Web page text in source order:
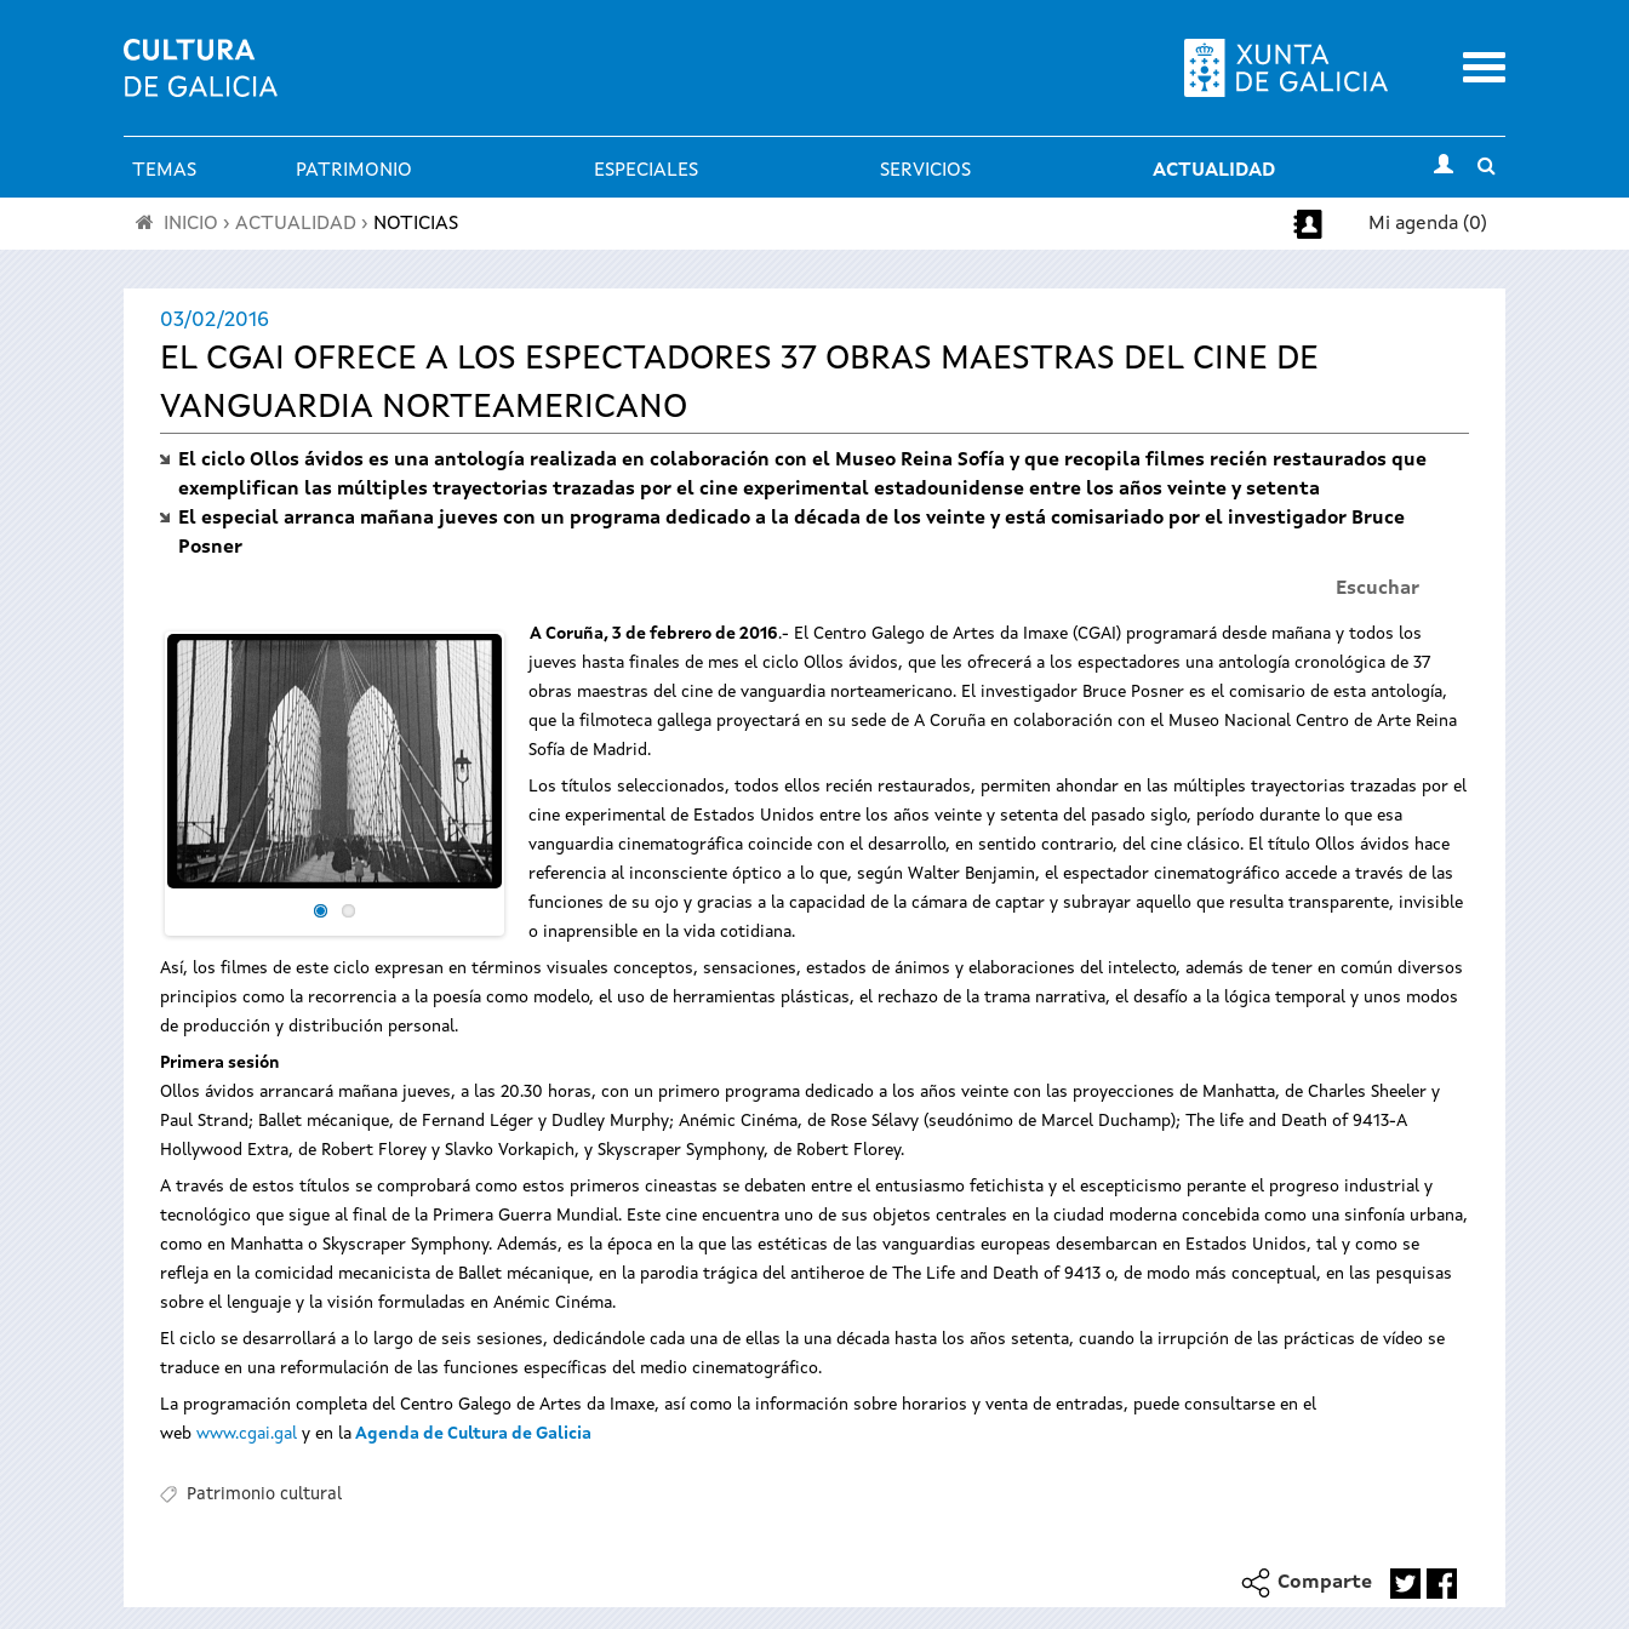
Menu
Menú
principal
TEMAS PATRIMONIO ESPECIALES SERVICIOS ACTUALIDAD
search
encuentra
aquí
INICIO › ACTUALIDAD › NOTICIAS Mi agenda (0)
03/02/2016
EL CGAI OFRECE A LOS ESPECTADORES 37 OBRAS MAESTRAS DEL CINE DE
VANGUARDIA NORTEAMERICANO
El ciclo Ollos ávidos es una antología realizada en colaboración con el Museo Reina Sofía y que recopila filmes recién restaurados que
exemplifican las múltiples trayectorias trazadas por el cine experimental estadounidense entre los años veinte y setenta
El especial arranca mañana jueves con un programa dedicado a la década de los veinte y está comisariado por el investigador Bruce
Posner
Escuchar
A Coruña, 3 de febrero de 2016.- El Centro Galego de Artes da Imaxe (CGAI) programará desde mañana y todos los
jueves hasta finales de mes el ciclo Ollos ávidos, que les ofrecerá a los espectadores una antología cronológica de 37
obras maestras del cine de vanguardia norteamericano. El investigador Bruce Posner es el comisario de esta antología,
que la filmoteca gallega proyectará en su sede de A Coruña en colaboración con el Museo Nacional Centro de Arte Reina
Sofía de Madrid.
Los títulos seleccionados, todos ellos recién restaurados, permiten ahondar en las múltiples trayectorias trazadas por el
cine experimental de Estados Unidos entre los años veinte y setenta del pasado siglo, período durante lo que esa
vanguardia cinematográfica coincide con el desarrollo, en sentido contrario, del cine clásico. El título Ollos ávidos hace
referencia al inconsciente óptico a lo que, según Walter Benjamin, el espectador cinematográfico accede a través de las
funciones de su ojo y gracias a la capacidad de la cámara de captar y subrayar aquello que resulta transparente, invisible
o inaprensible en la vida cotidiana.
Así, los filmes de este ciclo expresan en términos visuales conceptos, sensaciones, estados de ánimos y elaboraciones del intelecto, además de tener en común diversos
principios como la recorrencia a la poesía como modelo, el uso de herramientas plásticas, el rechazo de la trama narrativa, el desafío a la lógica temporal y unos modos
de producción y distribución personal.
Primera sesión
Ollos ávidos arrancará mañana jueves, a las 20.30 horas, con un primero programa dedicado a los años veinte con las proyecciones de Manhatta, de Charles Sheeler y
Paul Strand; Ballet mécanique, de Fernand Léger y Dudley Murphy; Anémic Cinéma, de Rose Sélavy (seudónimo de Marcel Duchamp); The life and Death of 9413-A
Hollywood Extra, de Robert Florey y Slavko Vorkapich, y Skyscraper Symphony, de Robert Florey.
A través de estos títulos se comprobará como estos primeros cineastas se debaten entre el entusiasmo fetichista y el escepticismo perante el progreso industrial y
tecnológico que sigue al final de la Primera Guerra Mundial. Este cine encuentra uno de sus objetos centrales en la ciudad moderna concebida como una sinfonía urbana,
como en Manhatta o Skyscraper Symphony. Además, es la época en la que las estéticas de las vanguardias europeas desembarcan en Estados Unidos, tal y como se
refleja en la comicidad mecanicista de Ballet mécanique, en la parodia trágica del antiheroe de The Life and Death of 9413 o, de modo más conceptual, en las pesquisas
sobre el lenguaje y la visión formuladas en Anémic Cinéma.
El ciclo se desarrollará a lo largo de seis sesiones, dedicándole cada una de ellas la una década hasta los años setenta, cuando la irrupción de las prácticas de vídeo se
traduce en una reformulación de las funciones específicas del medio cinematográfico.
La programación completa del Centro Galego de Artes da Imaxe, así como la información sobre horarios y venta de entradas, puede consultarse en el
web www.cgai.gal y en la Agenda de Cultura de Galicia
Patrimonio cultural
Comparte